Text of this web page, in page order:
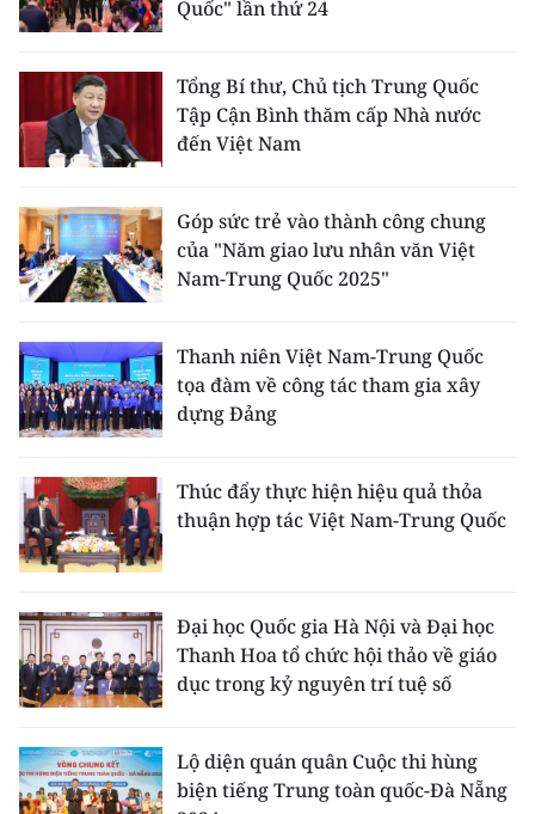
TIN MỚI
TIN ĐỊA PHƯƠNG
Trung du và miền núi phía Bắc
Bắc Trung Bộ
Duyên hải Nam Trung Bộ và Tây
Đông Nam Bộ
Đồng bằng sông Cửu Long
Chuyên trang Hà Nội
Chuyên trang TP. Hồ Chí Minh
CÁC CHUYÊN TRANG
THỜI NAY
Quốc" lần thứ 24
Tổng Bí thư, Chủ tịch Trung Quốc
Tập Cận Bình thăm cấp Nhà nước
đến Việt Nam
Góp sức trẻ vào thành công chung
của "Năm giao lưu nhân văn Việt
Nam-Trung Quốc 2025"
Thanh niên Việt Nam-Trung Quốc
tọa đàm về công tác tham gia xây
dựng Đảng
Thúc đẩy thực hiện hiệu quả thỏa
thuận hợp tác Việt Nam-Trung Quốc
Đại học Quốc gia Hà Nội và Đại học
Thanh Hoa tổ chức hội thảo về giáo
dục trong kỷ nguyên trí tuệ số
Lộ diện quán quân Cuộc thi hùng
biện tiếng Trung toàn quốc-Đà Nẵng